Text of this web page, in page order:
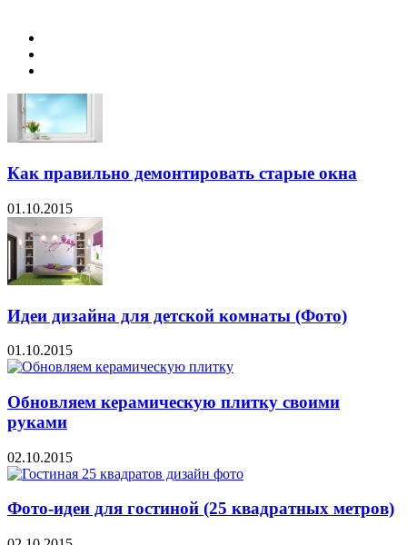
Как правильно демонтировать старые окна
01.10.2015
Идеи дизайна для детской комнаты (Фото)
01.10.2015
Обновляем керамическую плитку своими
руками
02.10.2015
Фото-идеи для гостиной (25 квадратных метров)